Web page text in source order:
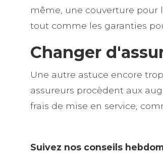
même, une couverture pour
tout comme les garanties
Changer
Une autre astuce encore
assureurs procèdent aux
frais de mise en service,
Suivez nos conseils